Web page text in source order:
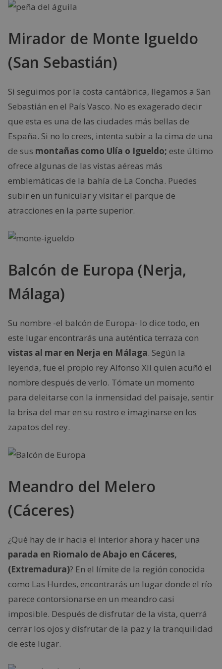
Mirador de Monte Igueldo
(San Sebastián)
Si seguimos por la costa cantábrica, llegamos a San
Sebastián en el País Vasco. No es exagerado decir
que esta es una de las ciudades más bellas de
España. Si no lo crees, intenta subir a la cima de una
de sus montañas como Ulía o Igueldo; este último
ofrece algunas de las vistas aéreas más
emblemáticas de la bahía de La Concha. Puedes
subir en un funicular y visitar el parque de
atracciones en la parte superior.
Balcón de Europa (Nerja,
Málaga)
Su nombre -el balcón de Europa- lo dice todo, en
este lugar encontrarás una auténtica terraza con
vistas al mar en Nerja en Málaga. Según la
leyenda, fue el propio rey Alfonso XII quien acuñó el
nombre después de verlo. Tómate un momento
para deleitarse con la inmensidad del paisaje, sentir
la brisa del mar en su rostro e imaginarse en los
zapatos del rey.
Meandro del Melero
(Cáceres)
¿Qué hay de ir hacia el interior ahora y hacer una
parada en Riomalo de Abajo en Cáceres,
(Extremadura)? En el límite de la región conocida
como Las Hurdes, encontrarás un lugar donde el río
parece contorsionarse en un meandro casi
imposible. Después de disfrutar de la vista, querrá
cerrar los ojos y disfrutar de la paz y la tranquilidad
de este lugar.